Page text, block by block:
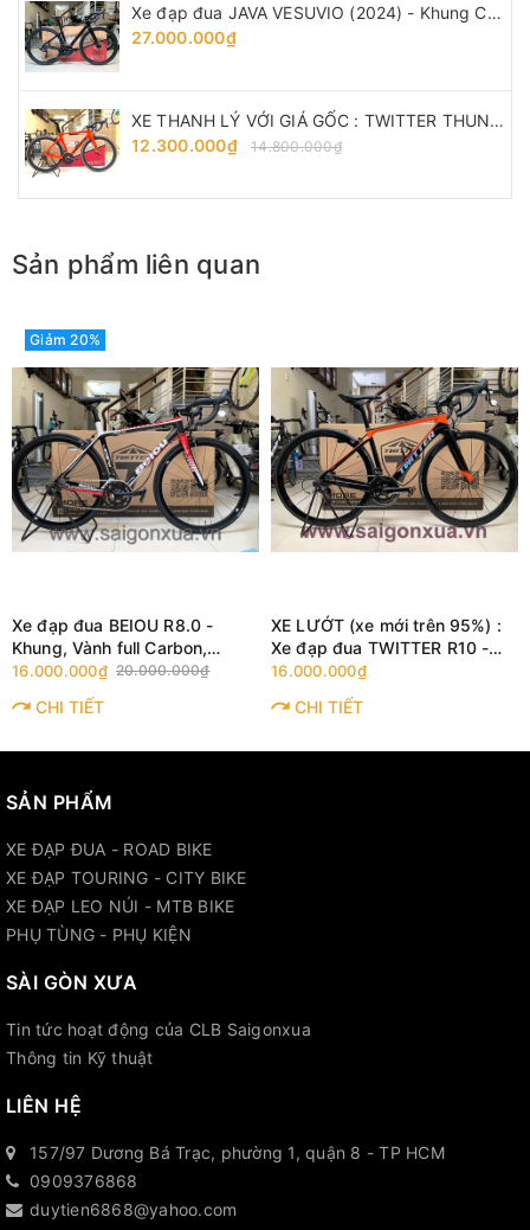
Xe đạp đua JAVA VESUVIO (2024) - Khung Carbon, full group Shimano 105 R7120 thắng đĩa dầu
27.000.000₫
XE THANH LÝ VỚI GIÁ GỐC : TWITTER THUNDER - Khung, vành full Carbon, groupsets Retrospec 12 LÍP. Màu Cam
12.300.000₫
14.800.000₫
Sản phẩm liên quan
Giảm 20%
Xe đạp đua BEIOU R8.0 -
Khung, Vành full Carbon,
groupsets SENSAH EMPIRE 11
LÍP . Đen/trắng
16.000.000₫ 20.000.000₫
CHI TIẾT
XE LƯỚT (xe mới trên 95%) :
Xe đạp đua TWITTER R10 -
Khung full Carbon, groupsets
SRAM RIVAL 11
16.000.000₫
CHI TIẾT
SẢN PHẨM
XE ĐẠP ĐUA - ROAD BIKE
XE ĐẠP TOURING - CITY BIKE
XE ĐẠP LEO NÚI - MTB BIKE
PHỤ TÙNG - PHỤ KIỆN
SÀI GÒN XƯA
Tin tức hoạt động của CLB Saigonxua
Thông tin Kỹ thuật
LIÊN HỆ
157/97 Dương Bá Trạc, phường 1, quận 8 - TP HCM
0909376868
duytien6868@yahoo.com